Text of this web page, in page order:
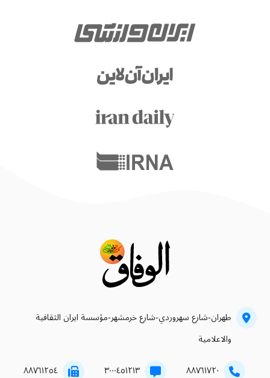
طهران-شارع سهروردي-شارع خرمشهر-مؤسسة ايران الثقافية
والاعلامية
۸۸۷٦۱۷۲۰ ۳۰۰۰٤٥۱۲۱۳ ۸۸۷٦۱۲٥٤